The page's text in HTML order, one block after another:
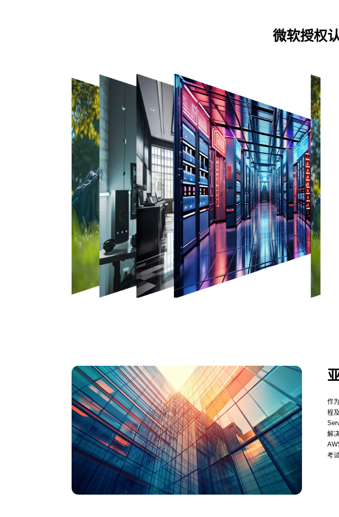
微软授权
作
程
解
考